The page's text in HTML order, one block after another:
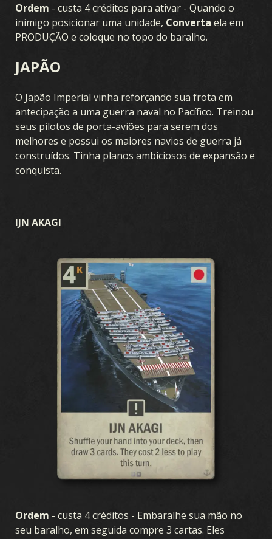
Ordem - custa 4 créditos para ativar - Quando o
inimigo posicionar uma unidade, Converta ela em
PRODUÇÃO e coloque no topo do baralho.
JAPÃO
O Japão Imperial vinha reforçando sua frota em
antecipação a uma guerra naval no Pacífico. Treinou
seus pilotos de porta-aviões para serem dos
melhores e possui os maiores navios de guerra já
construídos. Tinha planos ambiciosos de expansão e
conquista.
IJN AKAGI
Ordem - custa 4 créditos - Embaralhe sua mão no
seu baralho, em seguida compre 3 cartas. Eles